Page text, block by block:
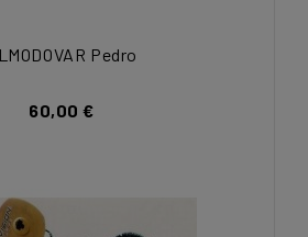
Pedro
60,00 €